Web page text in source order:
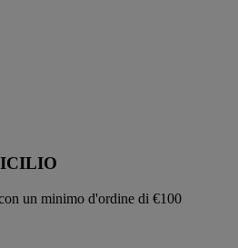
un minimo d'ordine di €100